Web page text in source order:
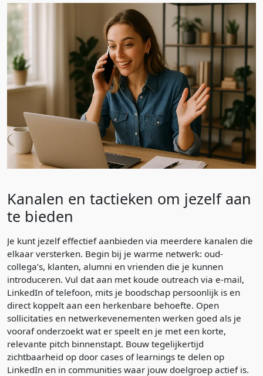
Kanalen en tactieken om jezelf aan
te bieden
Je kunt jezelf effectief aanbieden via meerdere kanalen die
elkaar versterken. Begin bij je warme netwerk: oud-
collega’s, klanten, alumni en vrienden die je kunnen
introduceren. Vul dat aan met koude outreach via e-mail,
LinkedIn of telefoon, mits je boodschap persoonlijk is en
direct koppelt aan een herkenbare behoefte. Open
sollicitaties en netwerkevenementen werken goed als je
vooraf onderzoekt wat er speelt en je met een korte,
relevante pitch binnenstapt. Bouw tegelijkertijd
zichtbaarheid op door cases of learnings te delen op
LinkedIn en in communities waar jouw doelgroep actief is.